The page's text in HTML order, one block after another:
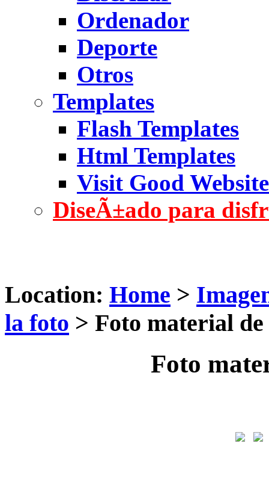
Ordenador
Deporte
Otros
Templates
Flash Templates
Html Templates
Visit Good Website
DiseÃ±ado para
Location: Home >
la foto > Foto material
Foto